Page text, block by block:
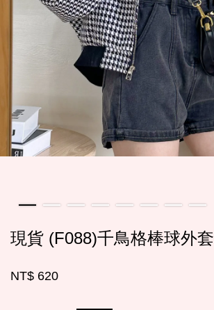
現貨 (F088)千鳥格棒球外套
NT$ 620